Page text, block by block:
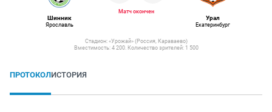
Шинник
Ярославль
Матч окончен
Урал
Екатеринбург
Стадион: «Урожай» (Россия, Караваево)
Вместимость: 4 200. Количество зрителей: 1 500
ПРОТОКОЛИСТОРИЯ